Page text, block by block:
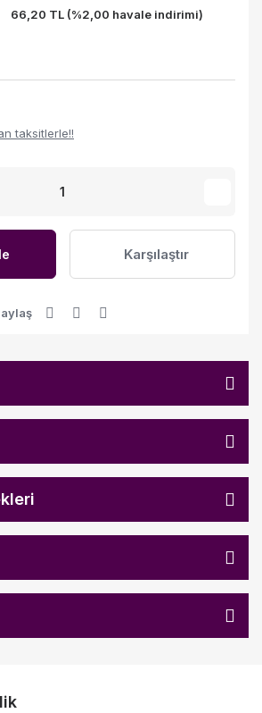
66,20 TL (%2,00 havale indirimi)
taksitlerle!!
Karşılaştır